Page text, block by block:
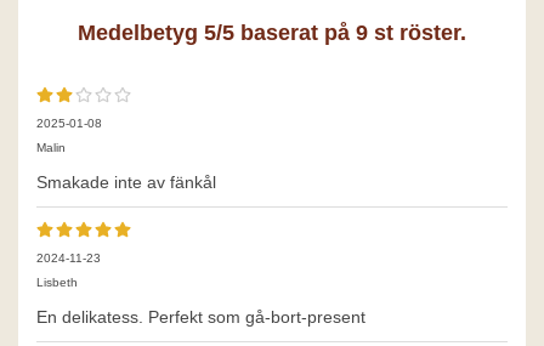
Medelbetyg 5/5 baserat på 9 st röster.
2025-01-08
Malin
Smakade inte av fänkål
2024-11-23
Lisbeth
En delikatess. Perfekt som gå-bort-present